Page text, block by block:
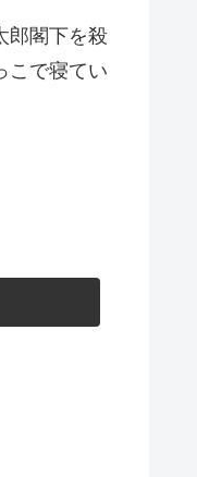
郎閣下を殺
こで寝てい